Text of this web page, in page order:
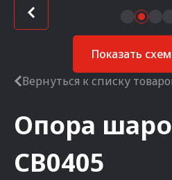
Показать
Вернуться к списку
Опора
CB0405